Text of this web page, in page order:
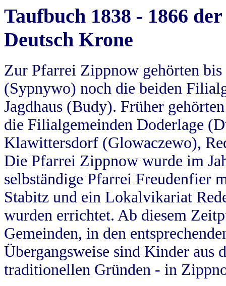
Taufbuch 1838 - 1866
Deutsch Krone
Zur Pfarrei Zippnow gehörten
(Sypnywo) noch die beiden
Jagdhaus (Budy). Früher
die Filialgemeinden Doderlage
Klawittersdorf (Glowaczewo),
Die Pfarrei Zippnow wurde im
selbständige Pfarrei Freudenfier
Stabitz und ein Lokalvikariat
wurden errichtet. Ab diesem
Gemeinden, in den
Übergangsweise sind Kinder aus
traditionellen Gründen - in